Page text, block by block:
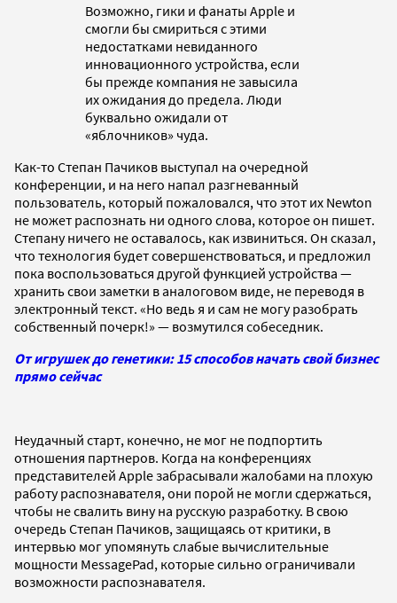
Возможно, гики и фанаты Apple и
смогли бы смириться с этими
недостатками невиданного
инновационного устройства, если
бы прежде компания не завысила
их ожидания до предела. Люди
буквально ожидали от
«яблочников» чуда.
Как-то Степан Пачиков выступал на очередной
конференции, и на него напал разгневанный
пользователь, который пожаловался, что этот их Newton
не может распознать ни одного слова, которое он пишет.
Степану ничего не оставалось, как извиниться. Он сказал,
что технология будет совершенствоваться, и предложил
пока воспользоваться другой функцией устройства —
хранить свои заметки в аналоговом виде, не переводя в
электронный текст. «Но ведь я и сам не могу разобрать
собственный почерк!» — возмутился собеседник.
От игрушек до генетики: 15 способов начать свой бизнес
прямо сейчас
Неудачный старт, конечно, не мог не подпортить
отношения партнеров. Когда на конференциях
представителей Apple забрасывали жалобами на плохую
работу распознавателя, они порой не могли сдержаться,
чтобы не свалить вину на русскую разработку. В свою
очередь Степан Пачиков, защищаясь от критики, в
интервью мог упомянуть слабые вычислительные
мощности MessagePad, которые сильно ограничивали
возможности распознавателя.